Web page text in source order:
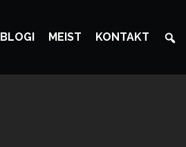
BLOGI MEIST KONTAKT